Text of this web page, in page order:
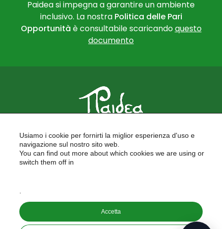
Paidea si impegna a garantire un ambiente
inclusivo. La nostra Politica delle Pari
Opportunità è consultabile scaricandoquesto
documento
FORMAZIONE PER LE SCUOLE
FORMAZIONE PROFESSIONALE
PROGETTI EUROPEI
Copyright © 2026
Usiamo i cookie per fornirti la miglior esperienza d'uso e
navigazione sul nostro sito web.
You can find out more about which cookies we are using or
switch them off in
Accetta